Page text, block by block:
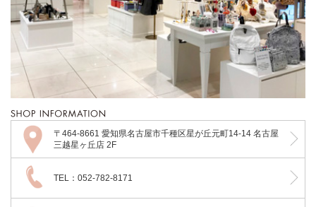
〒464-8661 愛知県名古屋市千種区星が丘元町14-14 名古屋
三越星ヶ丘店 2F
TEL：052-782-8171